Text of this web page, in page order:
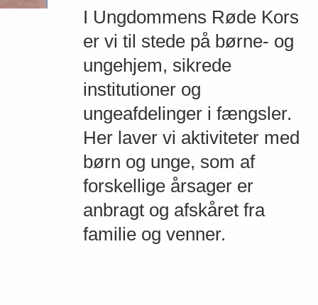
I Ungdommens Røde Kors
er vi til stede på børne- og
ungehjem, sikrede
institutioner og
ungeafdelinger i fængsler.
Her laver vi aktiviteter med
børn og unge, som af
forskellige årsager er
anbragt og afskåret fra
familie og venner.